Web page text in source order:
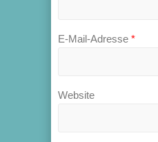
E-Mail-Adresse *
Website